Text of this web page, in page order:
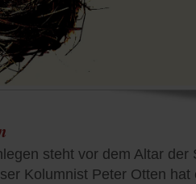
steht vor dem Altar der
Kolumnist Peter Otten hat